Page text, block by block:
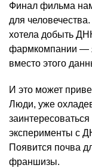
Финал фильма
для
хотела добыть
фармкомпании —
вместо этого
И это может
Люди, уже
эксперименты с
Появится почва
франшизы.